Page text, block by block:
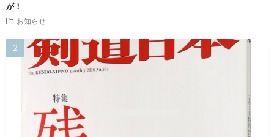
が！
お知らせ